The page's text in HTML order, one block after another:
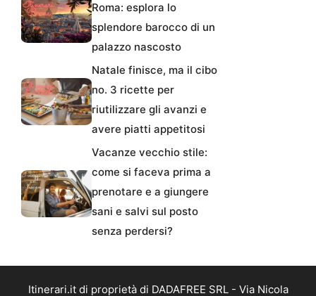
Roma: esplora lo
splendore barocco di un
palazzo nascosto
Natale finisce, ma il cibo
no. 3 ricette per
riutilizzare gli avanzi e
avere piatti appetitosi
Vacanze vecchio stile:
come si faceva prima a
prenotare e a giungere
sani e salvi sul posto
senza perdersi?
Itinerari.it di proprietà di DADAFREE SRL - Via Nicola